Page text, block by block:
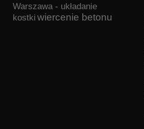
Warszawa - układanie
kostki wiercenie betonu